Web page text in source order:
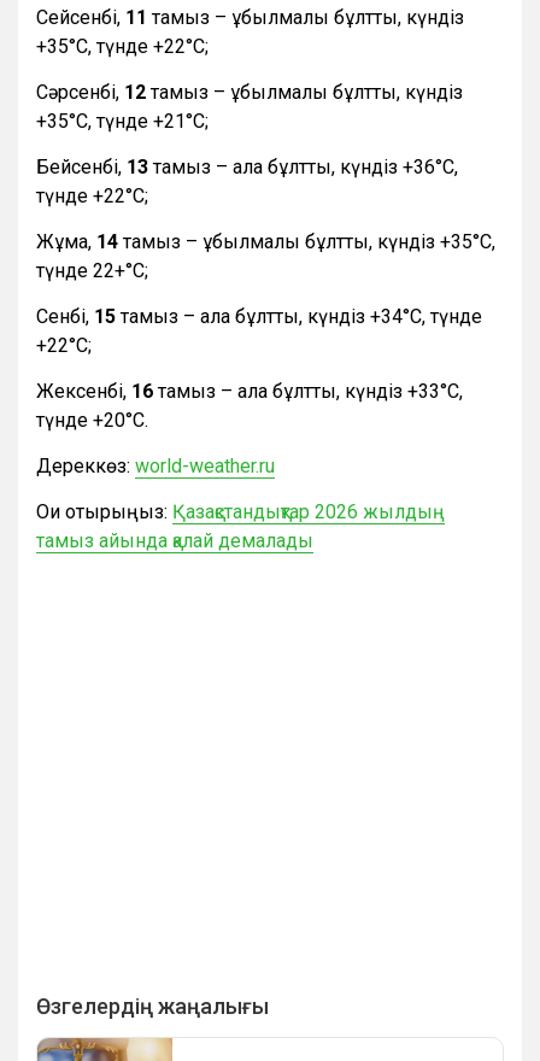
Сейсенбі, 11тамыз – құбылмалы бұлтты, күндіз
+35°С, түнде +22°С;
Сәрсенбі, 12тамыз – құбылмалы бұлтты, күндіз
+35°С, түнде +21°С;
Бейсенбі, 13тамыз – ала бұлтты, күндіз +36°С,
түнде +22°С;
Жұма, 14тамыз – құбылмалы бұлтты, күндіз +35°С,
түнде 22+°С;
Сенбі, 15тамыз – ала бұлтты, күндіз +34°С, түнде
+22°С;
Жексенбі, 16тамыз – ала бұлтты, күндіз +33°С,
түнде +20°С.
Дереккөз: world-weather.ru
Оқи отырыңыз: Қазақстандықтар 2026 жылдың
тамыз айында қалай демалады